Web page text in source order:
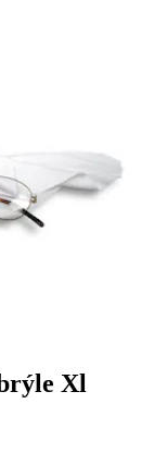
Xl